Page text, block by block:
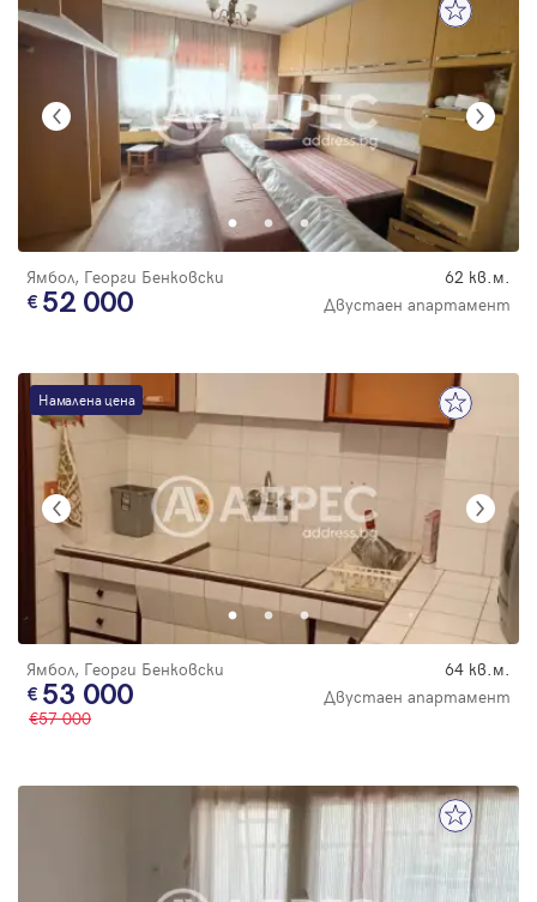
Ямбол, Георги Бенковски 62 кв.м.
52 000 Двустаен апартамент
Намалена цена
Ямбол, Георги Бенковски 64 кв.м.
53 000
Двустаен апартамент
57 000